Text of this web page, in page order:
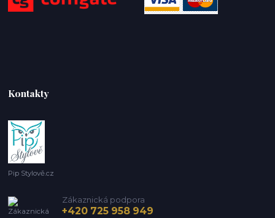
Kontakty
Pip Stylově.cz
Zákaznická podpora
+420 725 958 949